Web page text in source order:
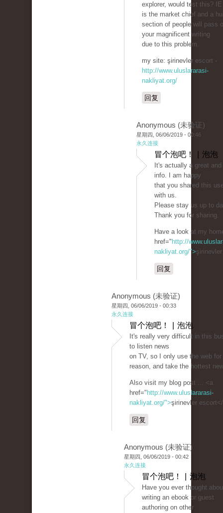
explorer, would test this?
is the market chief and a
section of people will pass
your magnificent writing
due to this problem.
my site: şirinevler escort -
http://www.uluslararasi-
nakliyat.org/
回复
Anonymous (未验证)
星期四, 06/06/2019 - 00:46
永久连接
冒个泡吧！ | 泡泡
It's actually a great
info. I am happy
that you shared this
with us.
Please stay us up to
Thank you for sharing.
Have a look at my
href=" http://
nakliyat.org/">
回复
Anonymous (未验证)
星期四, 06/06/2019 - 00:33
永久连接
冒个泡吧！ | 泡泡
It's really very difficult in this
to listen news
on TV, so I only use the web for
reason, and take the hottest
Also visit my blog post ... <a
href=" http://www.uluslararasi-
nakliyat.org/">şirinevler
回复
Anonymous (未验证)
星期四, 06/06/2019 - 00:42
永久连接
冒个泡吧！ | 泡泡
Have you ever thought
writing an ebook or guest
authoring on other